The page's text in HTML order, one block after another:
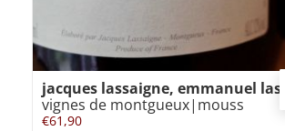
jacques lassaigne, emmanuel
vignes de montgueux|mouss
€61,90